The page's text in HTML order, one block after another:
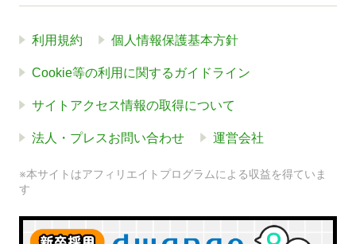
利用規約 個人情報保護基本方針
Cookie等の利用に関するガイドライン
サイトアクセス情報の取得について
法人・プレスお問い合わせ 運営会社
※本サイトはアフィリエイトプログラムによる収益を得ていま
す